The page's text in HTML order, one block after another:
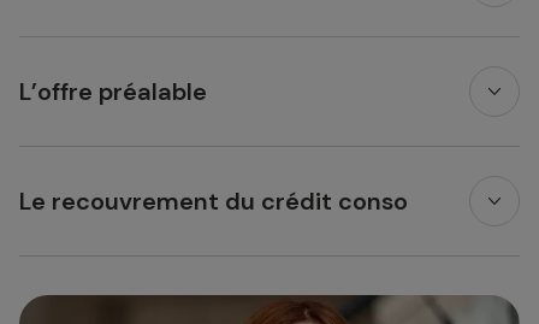
L’offre préalable
Le recouvrement du crédit conso